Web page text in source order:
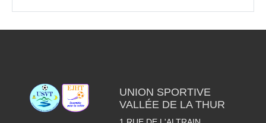
UNION SPORTIVE
VALLÉE DE LA THUR